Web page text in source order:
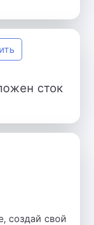
сток
создай свой